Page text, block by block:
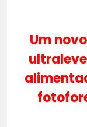
Um